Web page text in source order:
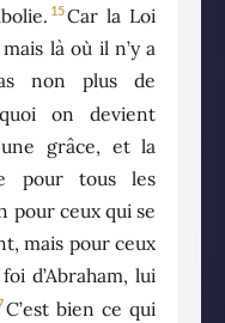
15Car la Loi
là où il n’y a
non plus de
on devient
grâce, et la
pour tous les
pour ceux qui se
mais pour ceux
d’Abraham, lui
C’est bien ce qui